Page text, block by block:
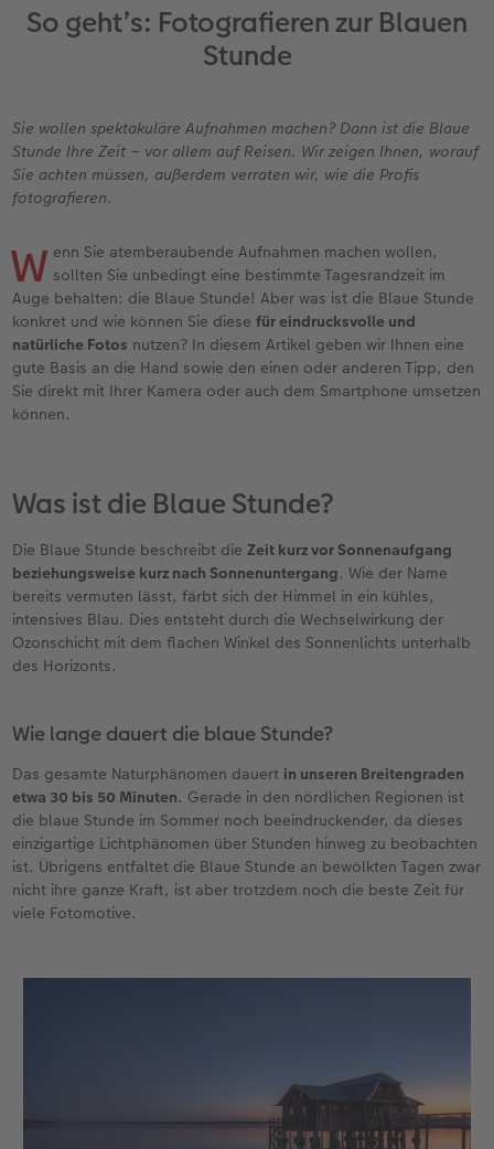
Erinnerungstasche
Personalisierter Schuber
Inspiration
Reisefotobuch
Kundenbeispiele
Webinare & VHS
Neuheiten
hexxas
Acrylglas
Gallery Print
Foto auf Holz
Mehrteiler
Bestellwege
Neuheiten
Fotosets
Fotosticker
Premium Poster
Fotogrößen & Formate
Bestellwege
Last Minute Fotos
Fototassen
Emaille Becher
Dekoration
Textilien
Art Prints
Faber-Castell
CEWE myPhotos
Geburtskarten
Taufkarten
Postkarten verschicken
Digitale Grußkarte
Bestellwege
Papierqualitäten
Neuheiten
Silikonhüllen
Handykette
Lederhüllen
Bio-based Case
Mit Design
Bestellwege
Neuheiten
Papierqualitäten
Bestellwege
Kalender mit fertigem Design
CEWE myPhotos
Neuheiten
Danke sagen
für Männer
für Freundinnen
für Großeltern
für Tierfreunde
Einfach & schnell gestaltet
Neuheiten
Erste Schritte
Softwaretipps
So geht’s: Fotografieren zur Blauen
Stunde
Sie wollen spektakuläre Aufnahmen machen? Dann ist die Blaue
Stunde Ihre Zeit – vor allem auf Reisen. Wir zeigen Ihnen, worauf
Sie achten müssen, außerdem verraten wir, wie die Profis
fotografieren.
W enn Sie atemberaubende Aufnahmen machen wollen,
sollten Sie unbedingt eine bestimmte Tagesrandzeit im
Auge behalten: die Blaue Stunde! Aber was ist die Blaue Stunde
konkret und wie können Sie diesefür eindrucksvolle und
natürliche Fotos nutzen? In diesem Artikel geben wir Ihnen eine
gute Basis an die Hand sowie den einen oder anderen Tipp, den
Sie direkt mit Ihrer Kamera oder auch dem Smartphone umsetzen
können.
Was ist die Blaue Stunde?
Die Blaue Stunde beschreibt dieZeit kurz vor Sonnenaufgang
beziehungsweise kurz nach Sonnenuntergang. Wie der Name
bereits vermuten lässt, färbt sich der Himmel in ein kühles,
intensives Blau. Dies entsteht durch die Wechselwirkung der
Ozonschicht mit dem flachen Winkel des Sonnenlichts unterhalb
des Horizonts.
Wie lange dauert die blaue Stunde?
Das gesamte Naturphänomen dauert in unseren Breitengraden
etwa 30 bis 50 Minuten. Gerade in den nördlichen Regionen ist
die blaue Stunde im Sommer noch beeindruckender, da dieses
einzigartige Lichtphänomen über Stunden hinweg zu beobachten
ist. Übrigens entfaltet die Blaue Stunde an bewölkten Tagen zwar
nicht ihre ganze Kraft, ist aber trotzdem noch die beste Zeit für
viele Fotomotive.